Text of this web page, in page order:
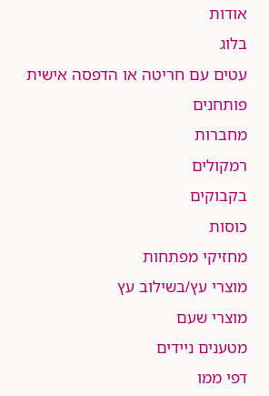
אודות
בלוג
עטים עם חריטה או הדפסה אישית
פותחנים
מחברות
רמקולים
בקבוקים
כוסות
מחזיקי מפתחות
מוצרי עץ/בשילוב עץ
מוצרי שעם
מטענים ניידים
דפי ממו